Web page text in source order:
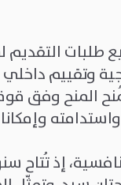
طلبات التقديم
وتقييم داخلي
المنح وفق
إذ تُتاح